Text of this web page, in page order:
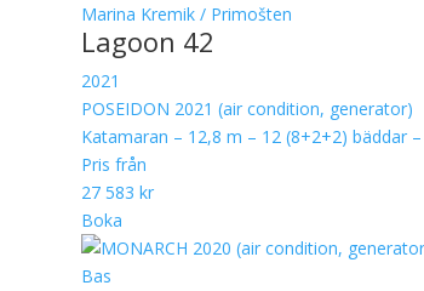
Marina Kremik / Primošten
Lagoon 42
2021
POSEIDON 2021 (air condition, generator)
Katamaran – 12,8 m – 12 (8+2+2) bäddar
Pris från
27 583 kr
Boka
Bas